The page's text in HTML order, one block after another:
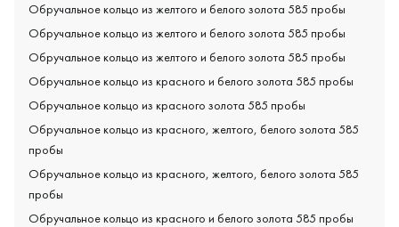
Обручальное кольцо из желтого и белого золота 585 пробы
Обручальное кольцо из желтого и белого золота 585 пробы
Обручальное кольцо из желтого и белого золота 585 пробы
Обручальное кольцо из красного и белого золота 585 пробы
Обручальное кольцо из красного золота 585 пробы
Обручальное кольцо из красного, желтого, белого золота 585
пробы
Обручальное кольцо из красного, желтого, белого золота 585
пробы
Обручальное кольцо из красного и белого золота 585 пробы